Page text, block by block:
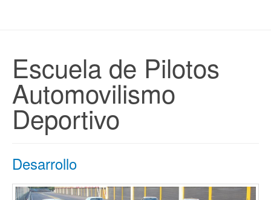
Escuela de Pilotos
Automovilismo
Deportivo
Desarrollo